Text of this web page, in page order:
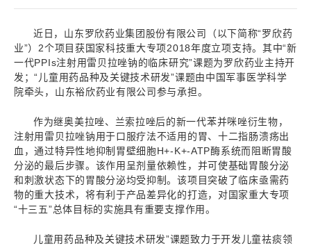
近日，山东罗欣药业集团股份有限公司（以下简称“罗欣药
业”）2个项目获国家科技重大专项2018年度立项支持。其中“新
一代PPIs注射用雷贝拉唑钠的临床研究”课题为罗欣药业主持开
发；“儿童用药品种及关键技术研发”课题由中国军事医学科学
院牵头，山东裕欣药业有限公司参与承担。
作为继奥美拉唑、兰索拉唑后的新一代苯并咪唑衍生物，
注射用雷贝拉唑钠用于口服疗法不适用的胃、十二指肠溃疡出
血，通过特异性地抑制胃壁细胞H+-K+-ATP酶系统而阻断胃酸
分泌的最后步骤。该作用呈剂量依赖性，并可使基础胃酸分泌
和刺激状态下的胃酸分泌均受抑制。该项目突破了临床亟需药
物的重大技术，将有利于产品差异化的打造，对国家重大专项
“十三五”总体目标的实施具有重要支撑作用。
儿童用药品种及关键技术研发”课题致力于开发儿童祛痰领